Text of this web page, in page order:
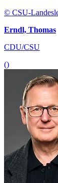
© CSU-
Erndl, Thomas
CDU/CSU
()